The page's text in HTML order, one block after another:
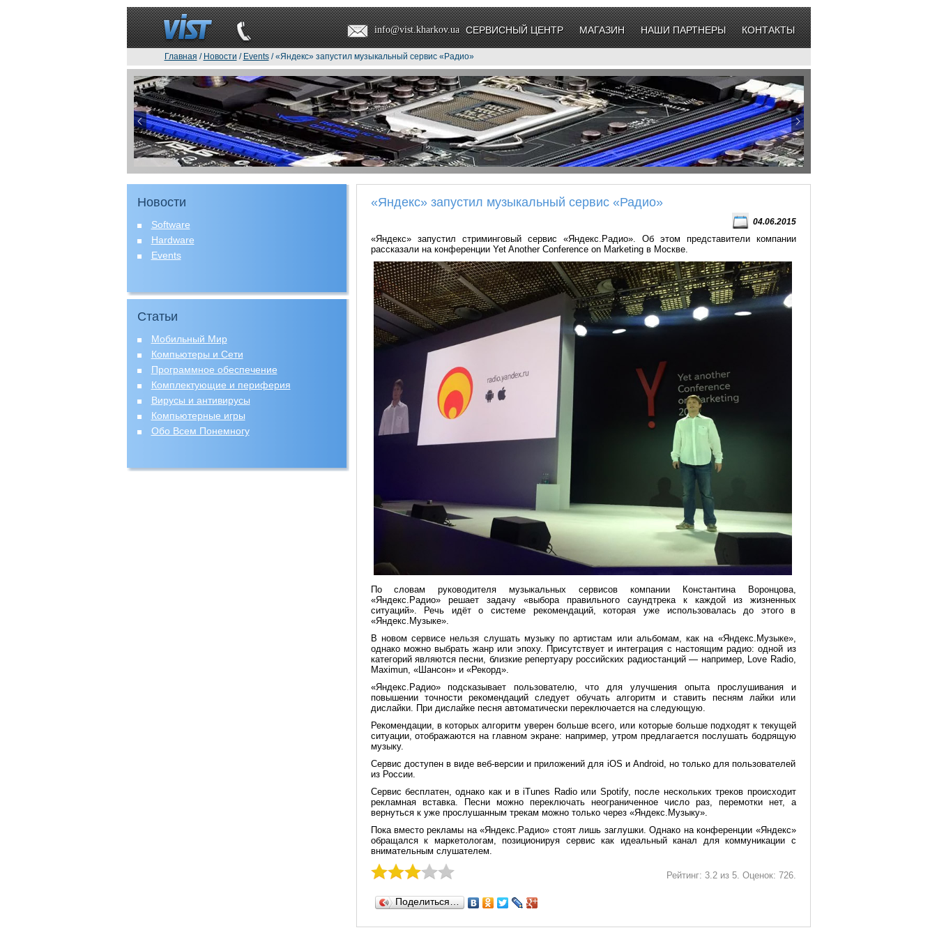
info@vist.kharkov.ua СЕРВИСНЫЙ ЦЕНТР МАГАЗИН НАШИ ПАРТНЕРЫ КОНТАКТЫ
Главная / Новости / Events/ «Яндекс» запустил музыкальный сервис «Радио»
Новости
Software
Hardware
Events
Статьи
Мобильный Мир
Компьютеры и Сети
Программное обеспечение
Комплектующие и периферия
Вирусы и антивирусы
Компьютерные игры
Обо Всем Понемногу
«Яндекс» запустил музыкальный сервис «Радио»
04.06.2015
«Яндекс» запустил стриминговый сервис «Яндекс.Радио». Об этом представители компании
рассказали на конференции Yet Another Conference on Marketing в Москве.
По словам руководителя музыкальных сервисов компании Константина Воронцова,
«Яндекс.Радио» решает задачу «выбора правильного саундтрека к каждой из жизненных
ситуаций». Речь идёт о системе рекомендаций, которая уже использовалась до этого в
«Яндекс.Музыке».
В новом сервисе нельзя слушать музыку по артистам или альбомам, как на «Яндекс.Музыке»,
однако можно выбрать жанр или эпоху. Присутствует и интеграция с настоящим радио: одной из
категорий являются песни, близкие репертуару российских радиостанций — например, Love Radio,
Maximun, «Шансон» и «Рекорд».
«Яндекс.Радио» подсказывает пользователю, что для улучшения опыта прослушивания и
повышении точности рекомендаций следует обучать алгоритм и ставить песням лайки или
дислайки. При дислайке песня автоматически переключается на следующую.
Рекомендации, в которых алгоритм уверен больше всего, или которые больше подходят к текущей
ситуации, отображаются на главном экране: например, утром предлагается послушать бодрящую
музыку.
Сервис доступен в виде веб-версии и приложений для iOS и Android, но только для пользователей
из России.
Сервис бесплатен, однако как и в iTunes Radio или Spotify, после нескольких треков происходит
рекламная вставка. Песни можно переключать неограниченное число раз, перемотки нет, а
вернуться к уже прослушанным трекам можно только через «Яндекс.Музыку».
Пока вместо рекламы на «Яндекс.Радио» стоят лишь заглушки. Однако на конференции «Яндекс»
обращался к маркетологам, позиционируя сервис как идеальный канал для коммуникации с
внимательным слушателем.
Рейтинг: 3.2из 5. Оценок: 726.
Поделиться…